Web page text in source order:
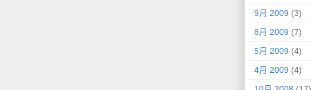
9月 2009 (3)
8月 2009 (7)
5月 2009 (4)
4月 2009 (4)